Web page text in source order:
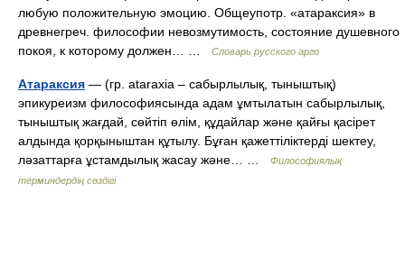
любую положительную эмоцию. Общеупотр. «атараксия» в
древнегреч. философии невозмутимость, состояние душевного
покоя, к которому должен… …
Словарь русского арго
Атараксия — (гр. аtaraxia – сабырлылық, тыныштық)
эпикуреизм философиясында адам ұмтылатын сабырлылық,
тыныштық жағдай, сөйтіп өлім, құдайлар және қайғы қасірет
алдында қорқыныштан құтылу. Бұған қажеттіліктерді шектеу,
ләзаттарға ұстамдылық жасау және… …
Философиялық
терминдердің сөздігі